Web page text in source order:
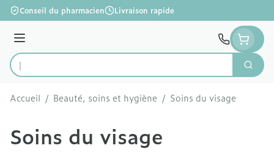
Aller au contenu
Conseil du pharmacien Livraison rapide
Menu
Rechercher
Accueil / Beauté, soins et hygiène / Soins du visage
Soins du visage